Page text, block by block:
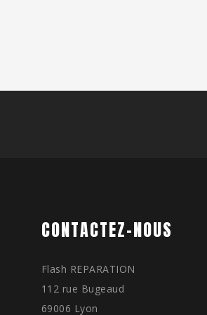
CONTACTEZ-NOUS
Flash REPARATION
112 rue Bugeaud
69006 Lyon